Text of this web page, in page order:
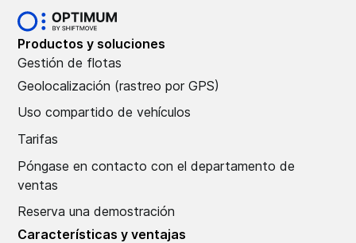
Productos y soluciones
Gestión de flotas
Geolocalización (rastreo por GPS)
Uso compartido de vehículos
Tarifas
Póngase en contacto con el departamento de
ventas
Reserva una demostración
Características y ventajas